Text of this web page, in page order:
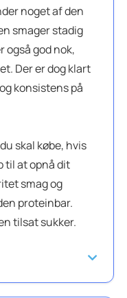
noget af den
smager stadig
også god nok,
Der er dog klart
konsistens på
skal købe, hvis
til at opnå dit
smag og
proteinbar.
tilsat sukker.